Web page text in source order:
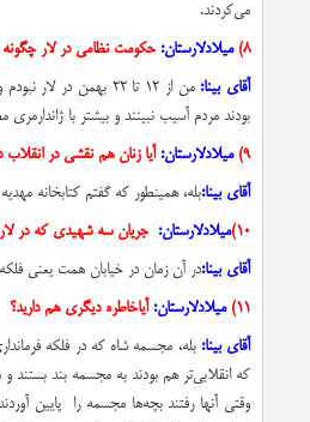
مي‌كردند.
۸) میلادلارستان:حكومت نظامي در لار چگونه
آقای بینا:‌
من از ۱۲ تا ۲۲ بهمن
بودند مردم آسيب نبينند و بيشتر با
۹) میلادلارستان: آيا زنان هم نقشي در
آقای بینا:‌بله، همينطور كه گفتم كتابخانه
۱۰) میلادلارستان: جريان سه شهيدي كه در لار اتفاق
آقای بینا:‌در آن زمان در خيابان همت يعني
۱۱) میلادلارستان:آیاخاطره ديگري هم داريد؟
آقای بینا:‌بله، مجسمه شاه كه در فلكه
كه انقلابي‌تر هم بودند به مجسمه بند بستند و
وقتي آنها رفتند بچه‌ها مجسمه را پايين